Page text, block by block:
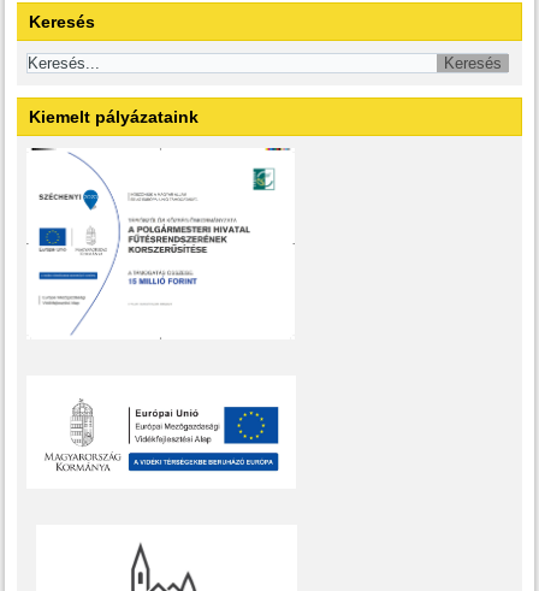
Keresés
Kiemelt pályázataink